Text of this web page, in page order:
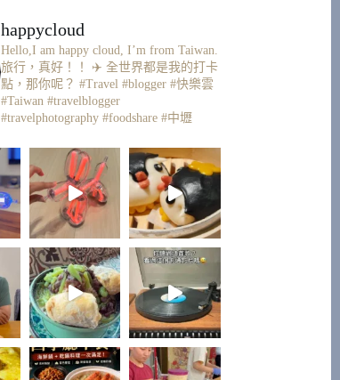
happycloud
Hello,I am happy cloud, I’m from Taiwan.
旅行，真好！！ ✈️ 全世界都是我的打卡
點，那你呢？ #Travel #blogger #快樂雲
#Taiwan #travelblogger
#travelphotography #foodshare #中壢